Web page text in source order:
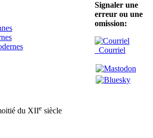
du XIIe siècle
Signaler une
erreur ou une
omission:
Courriel